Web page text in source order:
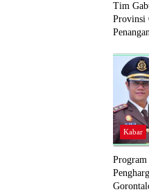
Tim
Provinsi
Kabar
Program